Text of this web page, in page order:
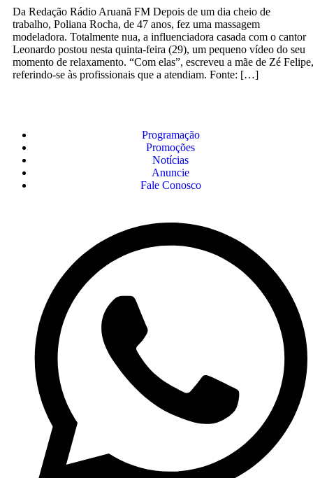
Da Redação Rádio Aruanã FM Depois de um dia cheio de
trabalho, Poliana Rocha, de 47 anos, fez uma massagem
modeladora. Totalmente nua, a influenciadora casada com o cantor
Leonardo postou nesta quinta-feira (29), um pequeno vídeo do seu
momento de relaxamento. “Com elas”, escreveu a mãe de Zé Felipe,
referindo-se às profissionais que a atendiam. Fonte: […]
Programação
Promoções
Notícias
Anuncie
Fale Conosco